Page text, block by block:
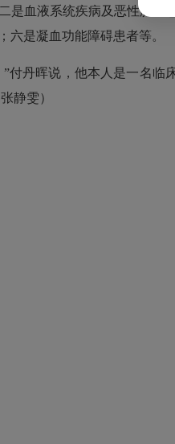
是血液系统疾病及恶性肿
六是凝血功能障碍患者等。
”付丹晖说，他本人是一名
静雯）